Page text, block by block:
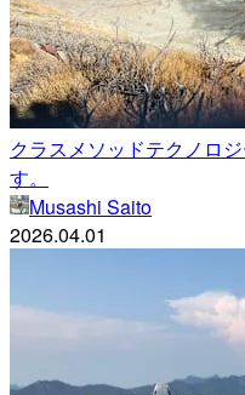
クラスメソッドテクノロ
す。
Musashi Saito
2026.04.01